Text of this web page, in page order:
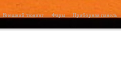
Внешний тюнинг Фары Приборная панель